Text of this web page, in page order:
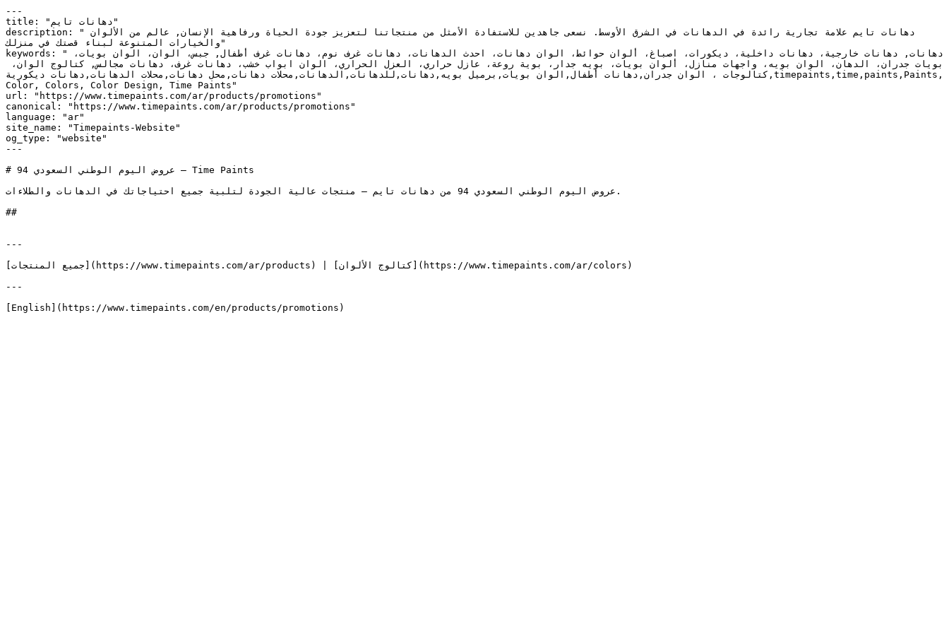
---
title: "دهانات تايم"
description: "دهانات تايم علامة تجارية رائدة في الدهانات في الشرق الأوسط. نسعى جاهدين للاستفادة الأمثل من منتجاتنا لتعزيز جودة الحياة ورفاهية الإنسان, عالم من الألوان
والخيارات المتنوعة لبناء قصتك في منزلك"
keywords: "دهانات, دهانات خارجية، دهانات داخلية، ديكورات، اصباغ، ألوان حوائط، الوان دهانات، احدث الدهانات، دهانات غرف نوم، دهانات غرف أطفال, جبس، الوان، الوان بويات،
كتالوجات ، الوان جدران,دهانات أطفال,الوان بويات,برميل بويه,دهانات,للدهانات,الدهانات,محلات دهانات,محل دهانات,محلات الدهانات,دهانات ديكورية,timepaints,time,paints,Paints,
Color, Colors, Color Design, Time Paints"
url: "https://www.timepaints.com/ar/products/promotions"
canonical: "https://www.timepaints.com/ar/products/promotions"
language: "ar"
site_name: "Timepaints-Website"
og_type: "website"
---
# عروض اليوم الوطني السعودي 94 — Time Paints
عروض اليوم الوطني السعودي 94 من دهانات تايم — منتجات عالية الجودة لتلبية جميع احتياجاتك في الدهانات والطلاءات.
##
---
---
[English](https://www.timepaints.com/en/products/promotions)